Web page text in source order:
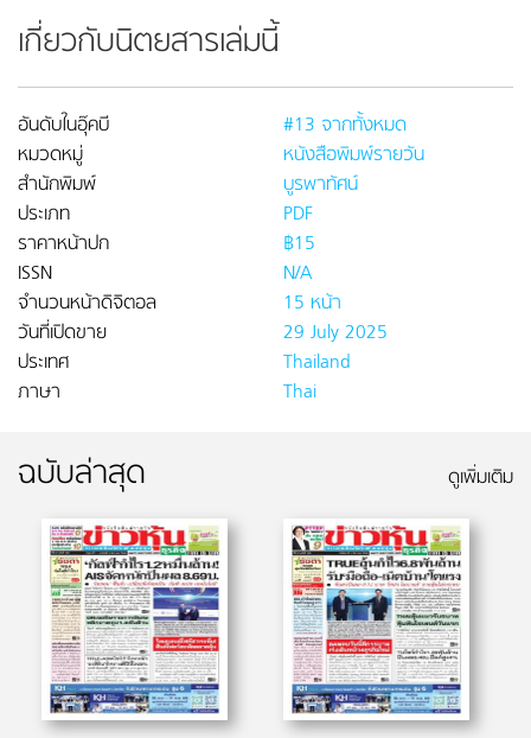
เกี่ยวกับนิตยสารเล่มนี้
อันดับในอุ๊คบี
#13 จากทั้งหมด
หมวดหมู่
หนังสือพิมพ์รายวัน
สำนักพิมพ์
บูรพาทัศน์
ประเภท
PDF
ราคาหน้าปก
฿15
ISSN
N/A
จำนวนหน้าดิจิตอล
15 หน้า
วันที่เปิดขาย
29 July 2025
ประเทศ
Thailand
ภาษา
Thai
ฉบับล่าสุด ดูเพิ่มเติม